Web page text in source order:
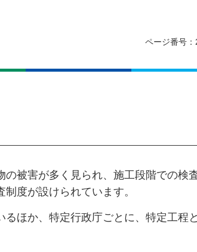
ページ番号
被害が多く見られ、施工段階での検
度が設けられています。
ほか、特定行政庁ごとに、特定工程